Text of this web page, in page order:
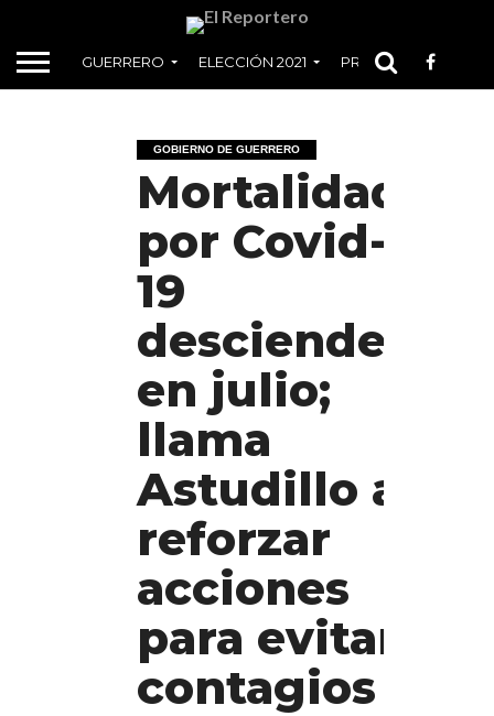
GUERRERO ELECCIÓN 2021 PRINCIPAL
GOBIERNO DE GUERRERO
Mortalidad
por Covid-
19
desciende
en julio;
llama
Astudillo a
reforzar
acciones
para evitar
contagios